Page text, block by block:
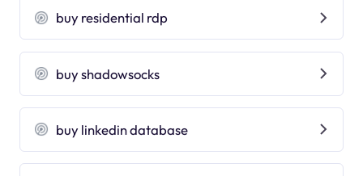
buy residential rdp
buy shadowsocks
buy linkedin database